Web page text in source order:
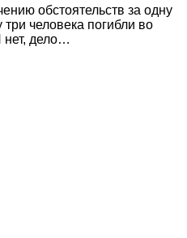
обстоятельств за одну
человека погибли во
дело…